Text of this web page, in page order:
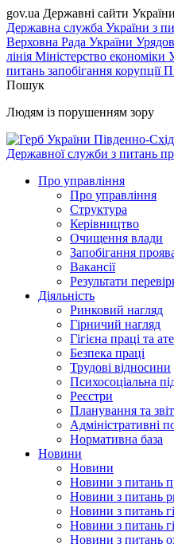
gov.ua Державні сайти України
Державна служба України з
Верховна Рада України
лінія Міністерство економіки
питань запобігання корупції
Пошук
Людям із порушенням зору
Південно-
Державної служби з питань
Про управління
Про управління
Структура
Керівництво
Очищення влади
Запобігання
Вакансії
Результати
Діяльність
Ринковий нагляд
Гірничий нагляд
Гігієна праці та
Безпека праці
Трудові відносини
Психосоціальна
Реєстри
Планування та
Адміністративні
Нормативна база
Новини
Новини
Новини з питань
Новини з питань
Новини з питань
Новини з питань
Новини з питань